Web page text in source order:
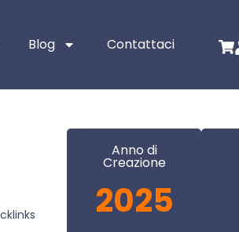
Blog Contattaci
Anno di
Creazione
2025